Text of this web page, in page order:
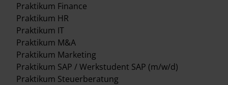
Praktikum Finance
Praktikum HR
Praktikum IT
Praktikum M&A
Praktikum Marketing
Praktikum SAP / Werkstudent SAP (m/w/d)
Praktikum Steuerberatung